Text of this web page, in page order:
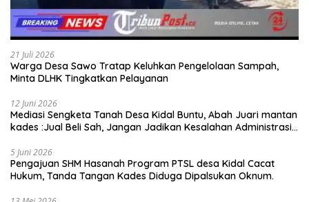
21 Juli 2026
Warga Desa Sawo Tratap Keluhkan Pengelolaan Sampah,
Minta DLHK Tingkatkan Pelayanan
12 Juni 2026
Mediasi Sengketa Tanah Desa Kidal Buntu, Abah Juari mantan
kades :Jual Beli Sah, Jangan Jadikan Kesalahan Administrasi
5 Juni 2026
Pengajuan SHM Hasanah Program PTSL desa Kidal Cacat
Hukum, Tanda Tangan Kades Diduga Dipalsukan Oknum.